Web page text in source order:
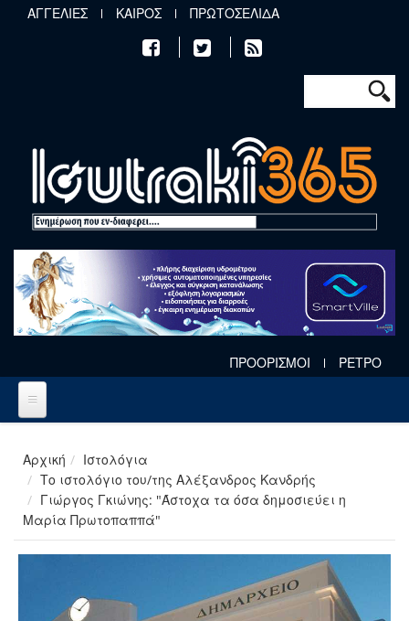
Παράκαμψη προς το κυρίως περιεχόμενο
ΑΓΓΕΛΙΕΣ ΚΑΙΡΟΣ ΠΡΩΤΟΣΕΛΙΔΑ
Φόρμα
Αναζήτηση
ΠΡΟΟΡΙΣΜΟΙ ΡΕΤΡΟ
Αρχική
Ιστολόγια
Το ιστολόγιο του/της Αλέξανδρος Κανδρής
Γιώργος Γκιώνης: "Άστοχα τα όσα δημοσιεύει η
Μαρία Πρωτοπαππά"